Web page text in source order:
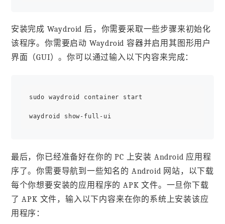
安装完成 Waydroid 后，你需要采取一些步骤来初始化
该程序。你需要启动 Waydroid 容器并启用其图形用户
界面（GUI）。你可以通过输入以下内容来完成：
sudo waydroid container start
最后，你已经准备好在你的 PC 上安装 Android 应用程
序了。你需要导航到一些知名的 Android 网站，以下载
每个你想要安装的应用程序的 APK 文件。一旦你下载
了 APK 文件，输入以下内容来在你的系统上安装该应
用程序：